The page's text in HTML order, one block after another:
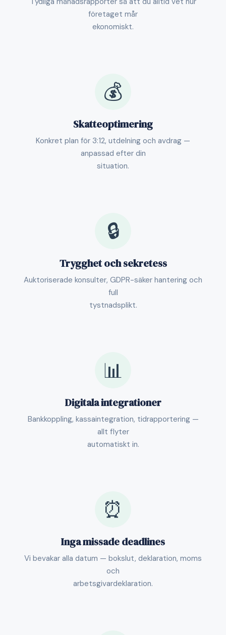
företaget mår
ekonomiskt.
💰
Skatteoptimering
Konkret plan för 3:12, utdelning och avdrag —
anpassad efter din
situation.
🔒
Trygghet och sekretess
Auktoriserade konsulter, GDPR-säker hantering och
full
tystnadsplikt.
📊
Digitala integrationer
Bankkoppling, kassaintegration, tidrapportering —
allt flyter
automatiskt in.
⏰
Inga missade deadlines
Vi bevakar alla datum — bokslut, deklaration, moms
och
arbetsgivardeklaration.